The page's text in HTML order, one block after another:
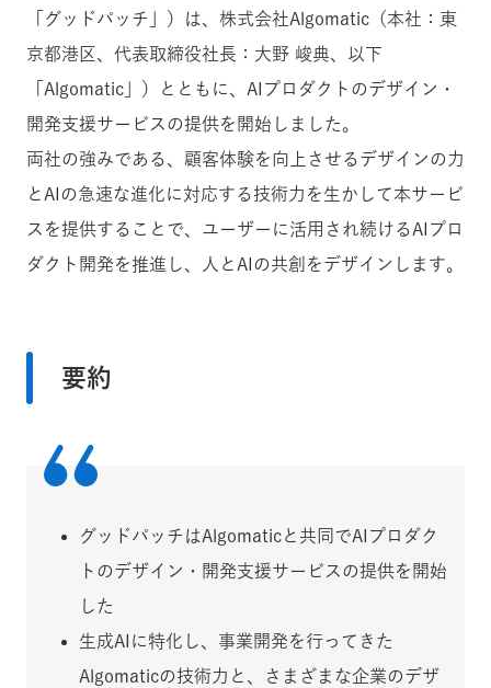
「グッドパッチ」）は、株式会社Algomatic（本社：東
京都港区、代表取締役社長：大野 峻典、以下
「Algomatic」）とともに、AIプロダクトのデザイン・
開発支援サービスの提供を開始しました。
両社の強みである、顧客体験を向上させるデザインの力
とAIの急速な進化に対応する技術力を生かして本サービ
スを提供することで、ユーザーに活用され続けるAIプロ
ダクト開発を推進し、
人とAIの共創をデザインします。
要約
グッドパッチはAlgomaticと共同でAIプロダク
トのデザイン・開発支援サービスの提供を開始
した
生成AIに特化し、事業開発を行ってきた
Algomaticの技術力と、さまざまな企業のデザ